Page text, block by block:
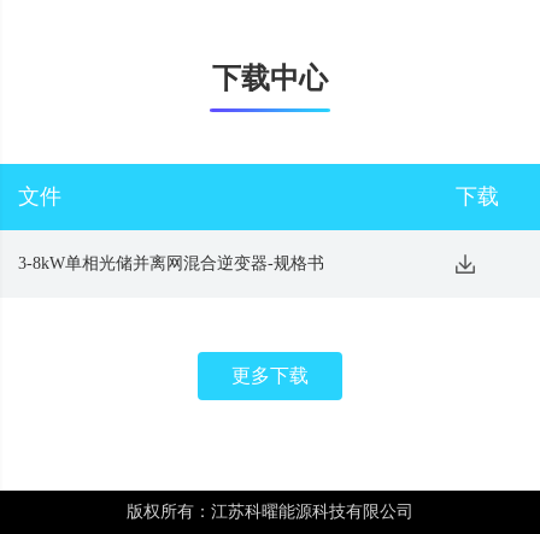
下载中心
文件 下载
3-8kW单相光储并离网混合逆变器-规格书
更多下载
版权所有：江苏科曜能源科技有限公司